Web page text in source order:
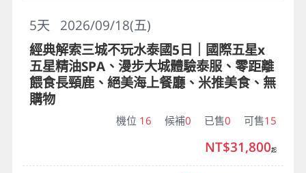
2026/09/18(五)
5天
經典解索三城不玩水泰國5日｜國際五星x
五星精油SPA、漫步大城體驗泰服、零距離
餵食長頸鹿、絕美海上餐廳、米推美食、無
購物
機位 16 候補0 已售0 可售15
NT$31,800起